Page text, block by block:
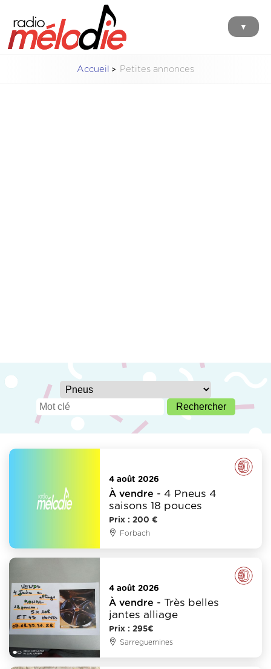
▼
Accueil Petites annonces
4 août 2026
À vendre - 4 Pneus 4
saisons 18 pouces
Prix : 200 €
Forbach
4 août 2026
À vendre - Très belles
jantes alliage
Prix : 295€
Sarreguemines